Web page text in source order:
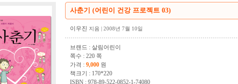
사춘기 (어린이 건강 프로젝트 03)
이우진 지음 | 2008년 7월 10일
브랜드 : 살림어린이
쪽수 : 220 쪽
가격 : 9,000원
책크기 : 170*220
ISBN : 978-89-522-0852-1-74080